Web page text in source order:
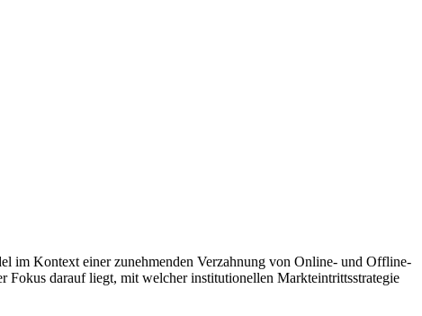
im Kontext einer zunehmenden Verzahnung von Online- und Offline-
Fokus darauf liegt, mit welcher institutionellen Markteintrittsstrategie